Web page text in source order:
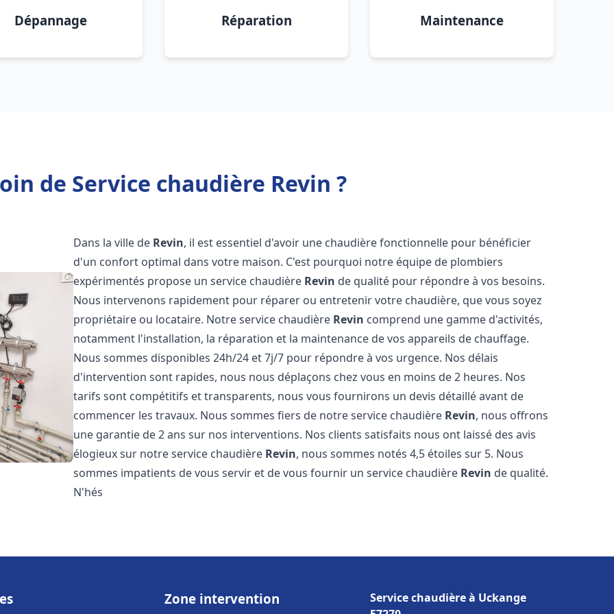
Dépannage Réparation Maintenance
de Service chaudière Revin ?
Dans la ville de Revin, il est essentiel d'avoir une chaudière fonctionnelle pour bénéficier
d'un confort optimal dans votre maison. C'est pourquoi notre équipe de plombiers
expérimentés propose un service chaudière Revin de qualité pour répondre à vos besoins.
Nous intervenons rapidement pour réparer ou entretenir votre chaudière, que vous soyez
propriétaire ou locataire. Notre service chaudière Revin comprend une gamme d'activités,
notamment l'installation, la réparation et la maintenance de vos appareils de chauffage.
Nous sommes disponibles 24h/24 et 7j/7 pour répondre à vos urgence. Nos délais
d'intervention sont rapides, nous nous déplaçons chez vous en moins de 2 heures. Nos
tarifs sont compétitifs et transparents, nous vous fournirons un devis détaillé avant de
commencer les travaux. Nous sommes fiers de notre service chaudière Revin, nous offrons
une garantie de 2 ans sur nos interventions. Nos clients satisfaits nous ont laissé des avis
élogieux sur notre service chaudière Revin, nous sommes notés 4,5 étoiles sur 5. Nous
sommes impatients de vous servir et de vous fournir un service chaudière Revin de qualité.
N'hés
Zone intervention
Service chaudière à Uckange